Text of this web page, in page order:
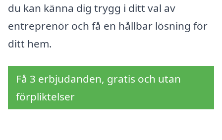
du kan känna dig trygg i ditt val av
entreprenör och få en hållbar lösning för
ditt hem.
Få 3 erbjudanden, gratis och utan
förpliktelser